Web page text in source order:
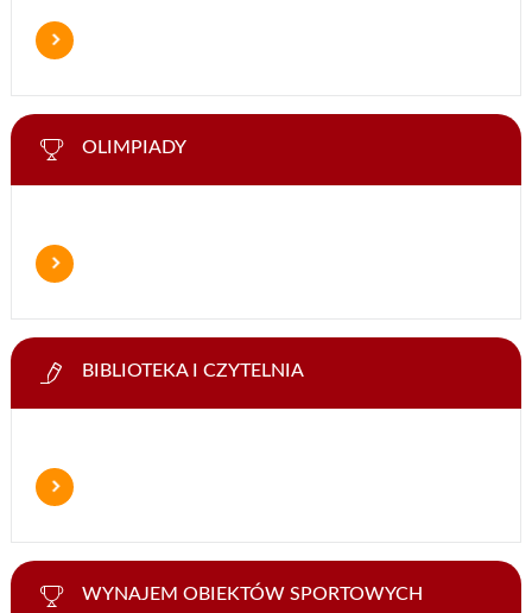
OLIMPIADY
BIBLIOTEKA I CZYTELNIA
WYNAJEM OBIEKTÓW SPORTOWYCH